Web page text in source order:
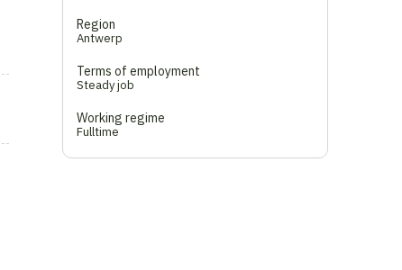
Region
Antwerp
Terms of employment
Steady job
Working regime
Fulltime